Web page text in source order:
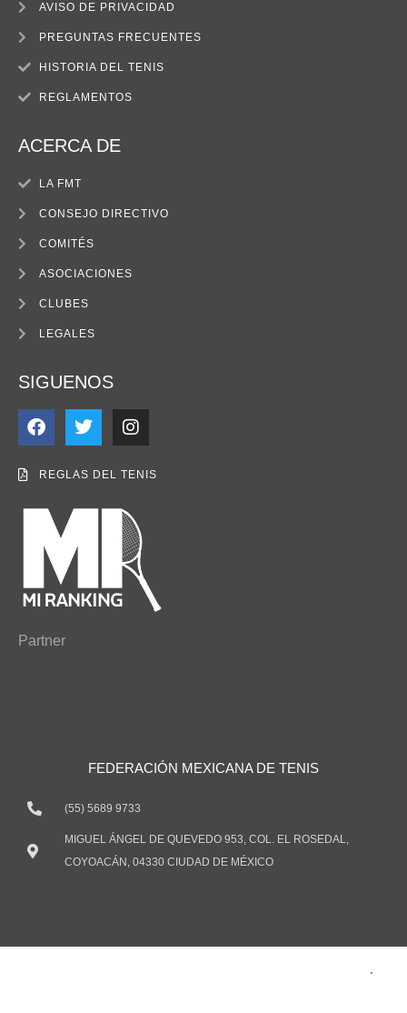
AVISO DE PRIVACIDAD
PREGUNTAS FRECUENTES
HISTORIA DEL TENIS
REGLAMENTOS
ACERCA DE
LA FMT
CONSEJO DIRECTIVO
COMITÉS
ASOCIACIONES
CLUBES
LEGALES
SIGUENOS
REGLAS DEL TENIS
Partner
FEDERACIÓN MEXICANA DE TENIS
(55) 5689 9733
MIGUEL ÁNGEL DE QUEVEDO 953, COL. EL ROSEDAL,
COYOACÁN, 04330 CIUDAD DE MÉXICO